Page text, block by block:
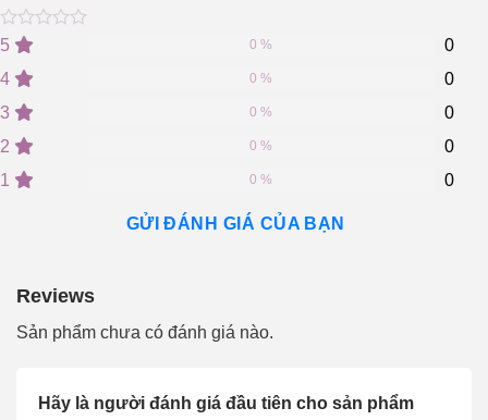
0
of
5
on
0
ratings
5 0
0 %
4 0
0 %
3 0
0 %
2 0
0 %
1 0
0 %
GỬI ĐÁNH GIÁ CỦA BẠN
Reviews
Sản phẩm chưa có đánh giá nào.
Hãy là người đánh giá đầu tiên cho sản phẩm